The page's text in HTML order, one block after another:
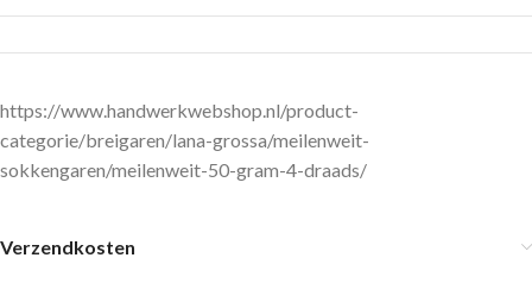
https://www.handwerkwebshop.nl/product-
categorie/breigaren/lana-grossa/meilenweit-
sokkengaren/meilenweit-50-gram-4-draads/
Verzendkosten